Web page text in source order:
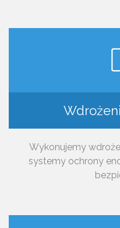
Wykonujemy
systemy ochrony